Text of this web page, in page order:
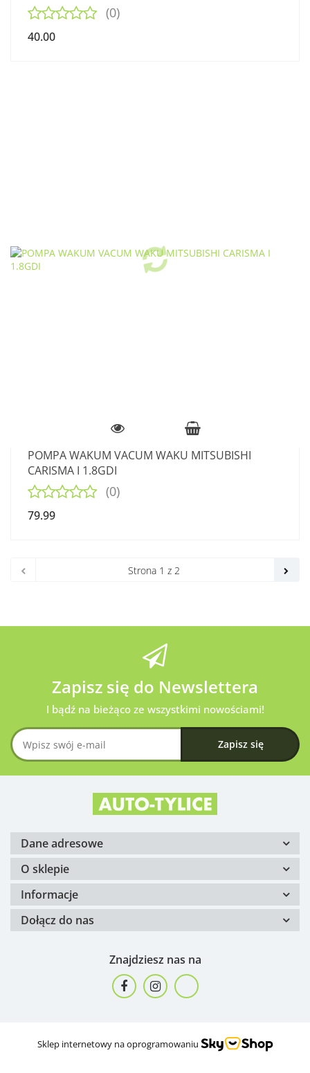
(0)
40.00
POMPA WAKUM VACUM WAKU MITSUBISHI
CARISMA I 1.8GDI
(0)
79.99
Zapisz się do Newslettera
I bądź na bieżąco ze wszystkimi nowościami!
Dane adresowe
O sklepie
Informacje
Dołącz do nas
Znajdziesz nas na
Sklep internetowy na oprogramowaniu